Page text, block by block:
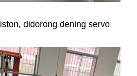
didorong dening servo